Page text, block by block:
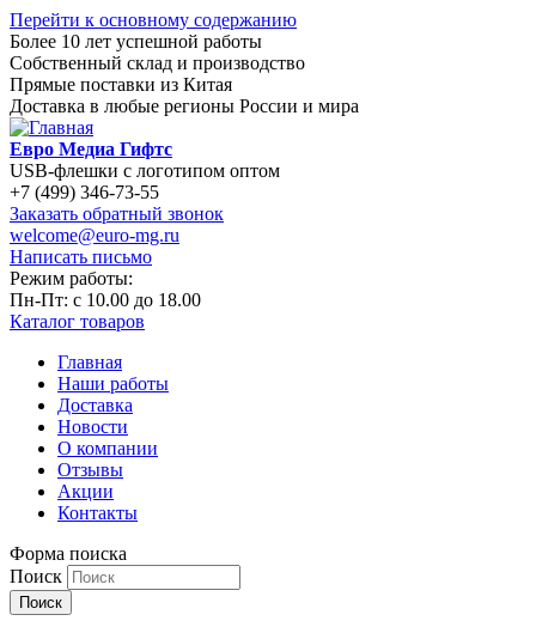
Перейти к основному содержанию
Более 10 лет успешной работы
Собственный склад и производство
Прямые поставки из Китая
Доставка в любые регионы России и мира
Евро Медиа Гифтс
USB-флешки с логотипом оптом
+7 (499) 346-73-55
Заказать обратный звонок
welcome@euro-mg.ru
Написать письмо
Режим работы:
Пн-Пт: с 10.00 до 18.00
Каталог товаров
Главная
Наши работы
Доставка
Новости
О компании
Отзывы
Акции
Контакты
Форма поиска
Поиск